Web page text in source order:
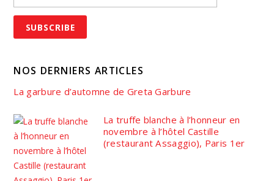
NOS DERNIERS ARTICLES
La garbure d’automne de Greta Garbure
La truffe blanche à l’honneur en
novembre à l’hôtel Castille
(restaurant Assaggio), Paris 1er